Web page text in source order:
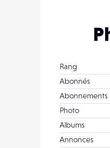
Rang
Abonnés
Abonnements
Photo
Albums
Annonces